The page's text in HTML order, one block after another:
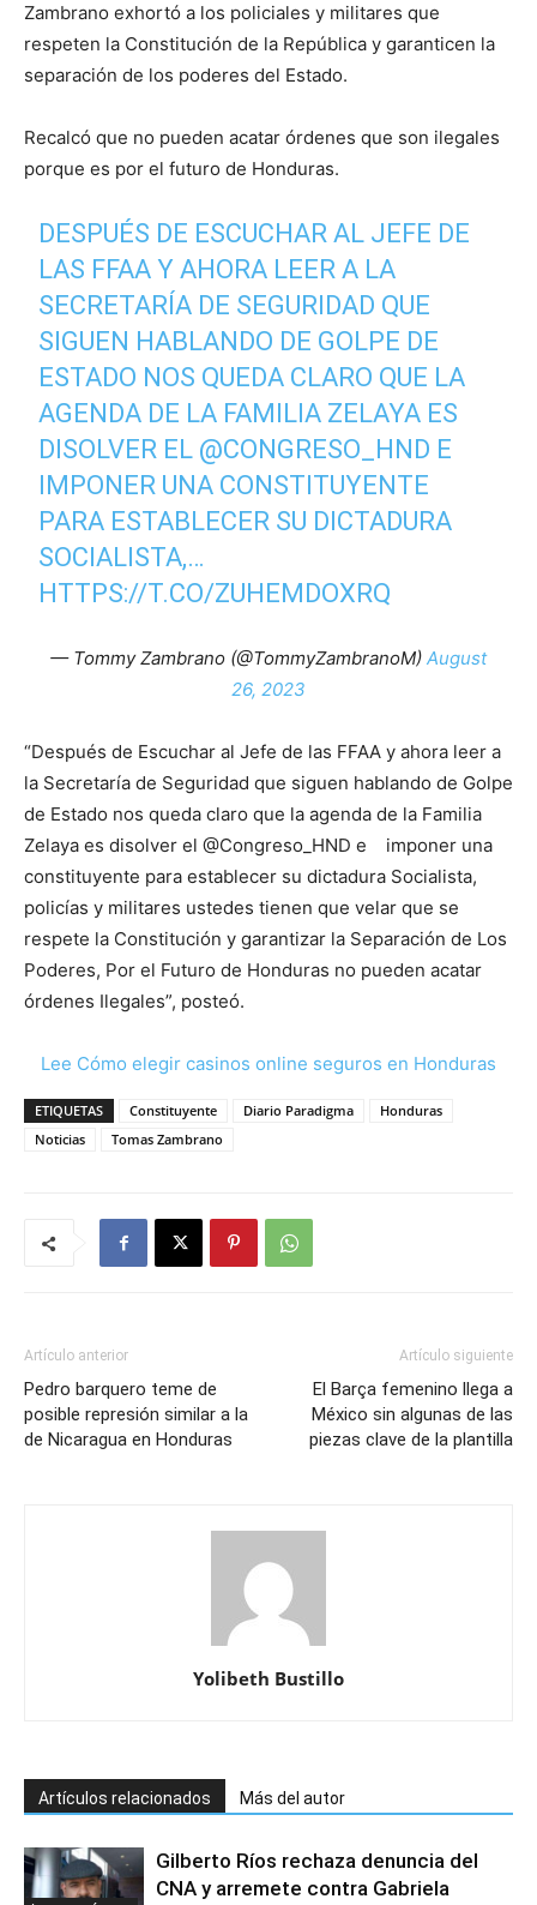
Zambrano exhortó a los policiales y militares que
respeten la Constitución de la República y garanticen la
separación de los poderes del Estado.
Recalcó que no pueden acatar órdenes que son ilegales
porque es por el futuro de Honduras.
DESPUÉS DE ESCUCHAR AL JEFE DE
LAS FFAA Y AHORA LEER A LA
SECRETARÍA DE SEGURIDAD QUE
SIGUEN HABLANDO DE GOLPE DE
ESTADO NOS QUEDA CLARO QUE LA
AGENDA DE LA FAMILIA ZELAYA ES
DISOLVER EL @CONGRESO_HND E
IMPONER UNA CONSTITUYENTE
PARA ESTABLECER SU DICTADURA
SOCIALISTA,…
HTTPS://T.CO/ZUHEMDOXRQ
— Tommy Zambrano (@TommyZambranoM) August
26, 2023
“Después de Escuchar al Jefe de las FFAA y ahora leer a
la Secretaría de Seguridad que siguen hablando de Golpe
de Estado nos queda claro que la agenda de la Familia
Zelaya es disolver el @Congreso_HND e imponer una
constituyente para establecer su dictadura Socialista,
policías y militares ustedes tienen que velar que se
respete la Constitución y garantizar la Separación de Los
Poderes, Por el Futuro de Honduras no pueden acatar
órdenes Ilegales”, posteó.
Lee Cómo elegir casinos online seguros en Honduras
ETIQUETAS Constituyente Diario Paradigma
Honduras
Noticias
Tomas Zambrano
Artículo anterior
Pedro barquero teme de
posible represión similar a la
de Nicaragua en Honduras
Artículo siguiente
El Barça femenino llega a
México sin algunas de las
piezas clave de la plantilla
Yolibeth Bustillo
Artículos relacionados Más del autor
Gilberto Ríos rechaza denuncia del
CNA y arremete contra Gabriela